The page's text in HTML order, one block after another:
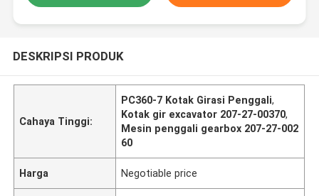
DESKRIPSI PRODUK
Cahaya Tinggi:
PC360-7 Kotak Girasi Penggali,
Kotak gir excavator 207-27-00370,
Mesin penggali gearbox 207-27-002
60
Harga Negotiable price